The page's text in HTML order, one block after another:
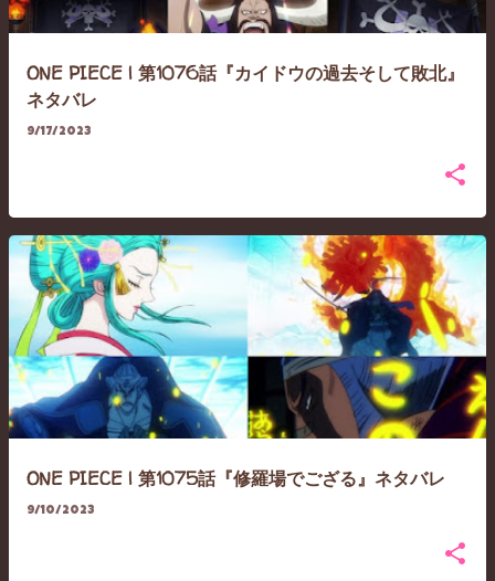
ONE PIECE | 第1076話『カイドウの過去そして敗北』
ネタバレ
9/17/2023
ONE PIECE | 第1075話『修羅場でござる』ネタバレ
9/10/2023